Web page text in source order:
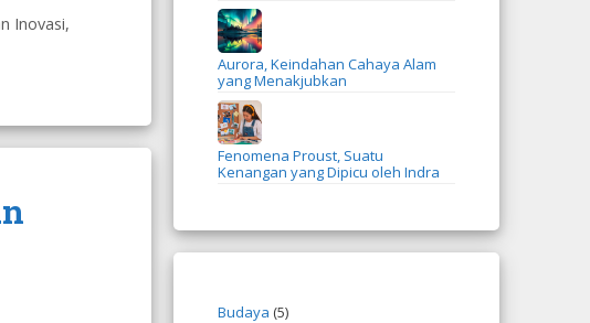
Inovasi,
Aurora, Keindahan Cahaya Alam
yang Menakjubkan
Fenomena Proust, Suatu
Kenangan yang Dipicu oleh Indra
Budaya (5)